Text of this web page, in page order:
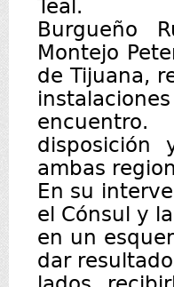
Teal.
Burgueño
Montejo
de Tijuana,
ambas
En su
el Cónsul y
en un
dar